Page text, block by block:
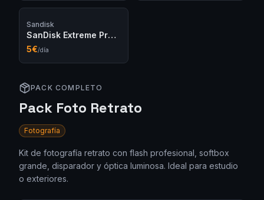
Sandisk
SanDisk Extreme Pro SD 128GB
5€/día
PACK COMPLETO
Pack Foto Retrato
Fotografía
Kit de fotografía retrato con flash profesional, softbox
grande, disparador y óptica luminosa. Ideal para estudio
o exteriores.